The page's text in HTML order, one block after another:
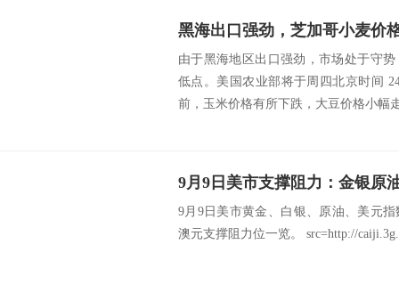
黑海出口强劲，芝加哥小麦价
由于黑海地区出口强劲，市场处于守
低点。美国农业部将于周四北京时间
前，玉米价格有所下跌，大豆价格小幅
9月9日美市支撑阻力：金银原
9月9日美市黄金、白银、原油、美元
澳元支撑阻力位一览。 src=http://